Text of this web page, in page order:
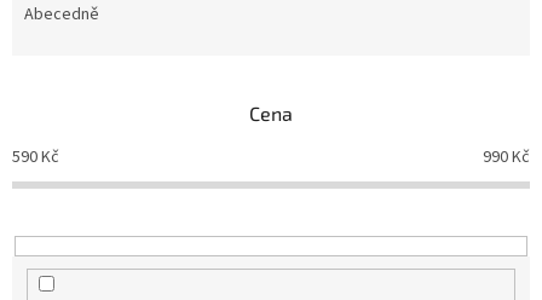
o
d
k
t
Abecedně
Cena
590Kč 990Kč